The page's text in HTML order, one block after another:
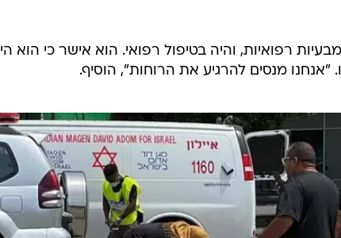
רפואיות, והיה בטיפול רפואי. הוא אישר כי הוא
מנסים להרגיע את הרוחות", הוסיף.